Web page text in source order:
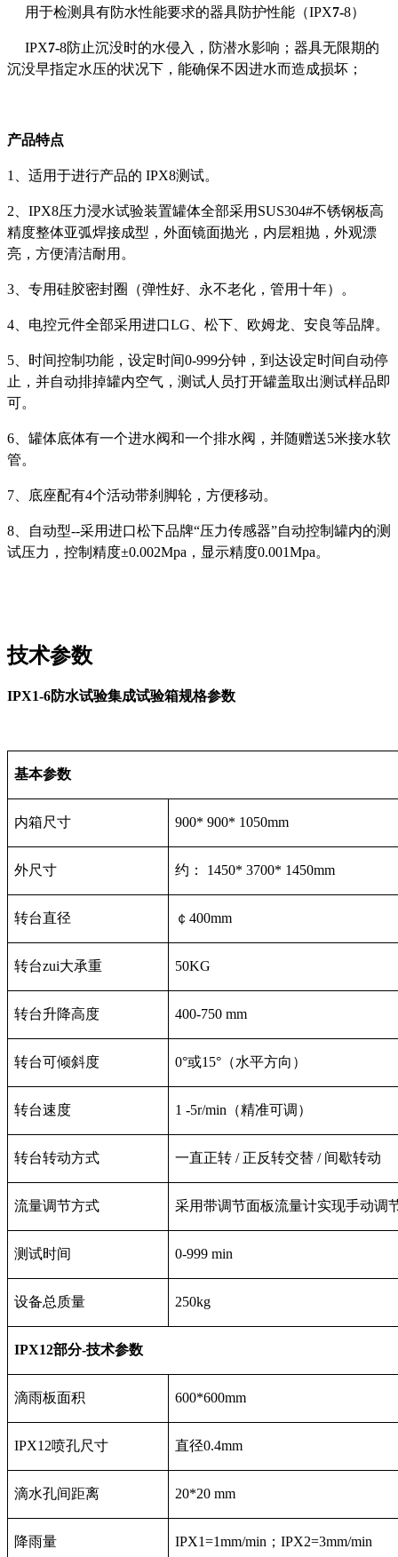
用于检测具有防水性能要求的器具防护性能（IPX7-8）
IPX7-8防止沉没时的水侵入，防潜水影响；器具无限期的
沉没早指定水压的状况下，能确保不因进水而造成损坏；
产品特点
1、 适用于进行产品的 IPX8测试。
2、 IPX8压力浸水试验装置罐体全部采用SUS304#不锈钢板高
精度整体亚弧焊接成型，外面镜面抛光，内层粗抛，外观漂
亮，方便清洁耐用。
3、 专用硅胶密封圈（弹性好、永不老化，管用十年）。
4、 电控元件全部采用进口LG、松下、欧姆龙、安良等品牌。
5、 时间控制功能，设定时间0-999分钟，到达设定时间自动停
止，并自动排掉罐内空气，测试人员打开罐盖取出测试样品即
可。
6、 罐体底体有一个进水阀和一个排水阀，并随赠送5米接水软
管。
7、 底座配有4个活动带刹脚轮，方便移动。
8、
自动型--采用进口松下品牌“压力传感器”自动控制罐内的测
试压力，控制精度±0.002Mpa，显示精度0.001Mpa。
技术参数
IPX1-6防水试验集成试验箱规格参数
基本参数
内箱尺寸 900* 900* 1050mm
外尺寸 约： 1450* 3700* 1450mm
转台直径 ￠400mm
转台zui大承重 50KG
转台升降高度 400-750 mm
转台可倾斜度 0°或15°（水平方向）
转台速度 1 -5r/min（精准可调）
转台转动方式 一直正转 / 正反转交替 / 间歇转动
流量调节方式 采用带调节面板流量计实现手动调
测试时间 0-999 min
设备总质量 250kg
IPX12部分-技术参数
滴雨板面积 600*600mm
IPX12喷孔尺寸 直径0.4mm
滴水孔间距离 20*20 mm
降雨量 IPX1=1mm/min；IPX2=3mm/min